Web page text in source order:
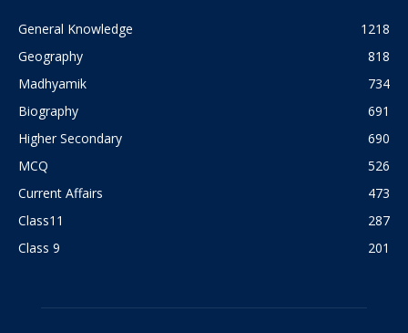
General Knowledge
1218
Geography
818
Madhyamik
734
Biography
691
Higher Secondary
690
MCQ
526
Current Affairs
473
Class11
287
Class 9
201